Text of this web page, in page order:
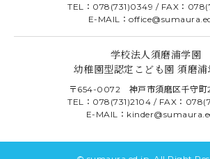
TEL：078(731)0349 / FAX：
E-MAIL：
学校法人須磨浦学園
幼稚園型認定こども園 須磨
〒654-0072 神戸市須磨区千守町
TEL：078(731)2104 / FAX：
E-MAIL：